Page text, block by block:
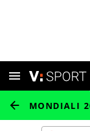
MONDIALI